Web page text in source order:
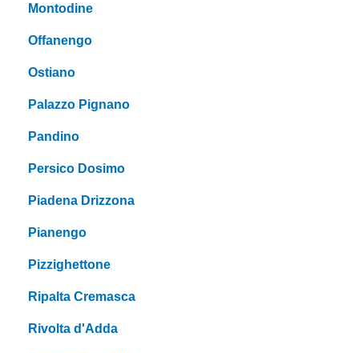
Montodine
Offanengo
Ostiano
Palazzo Pignano
Pandino
Persico Dosimo
Piadena Drizzona
Pianengo
Pizzighettone
Ripalta Cremasca
Rivolta d'Adda